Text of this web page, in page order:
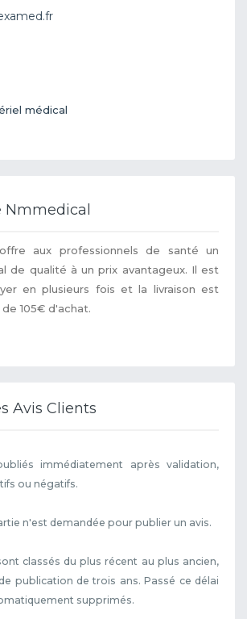
médical
Nmmedical
aux professionnels de santé un
de qualité à un prix avantageux. Il est
en plusieurs fois et la livraison est
105€ d'achat.
Avis Clients
immédiatement après validation,
ou négatifs.
n'est demandée pour publier un avis.
classés du plus récent au plus ancien,
publication de trois ans. Passé ce délai
supprimés.